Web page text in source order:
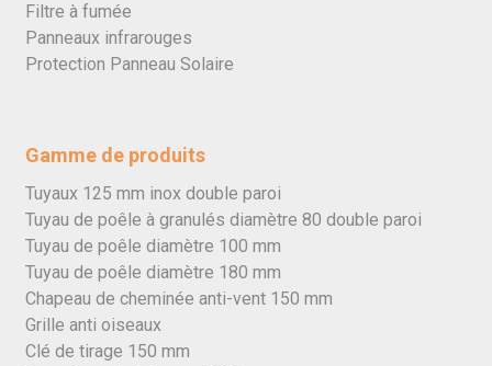
Filtre à fumée
Panneaux infrarouges
Protection Panneau Solaire
Gamme de produits
Tuyaux 125 mm inox double paroi
Tuyau de poêle à granulés diamètre 80 double paroi
Tuyau de poêle diamètre 100 mm
Tuyau de poêle diamètre 180 mm
Chapeau de cheminée anti-vent 150 mm
Grille anti oiseaux
Clé de tirage 150 mm